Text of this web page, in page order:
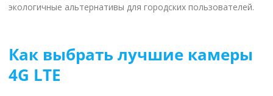
экологичные альтернативы для городских пользователей.
Как выбрать лучшие камеры
4G LTE